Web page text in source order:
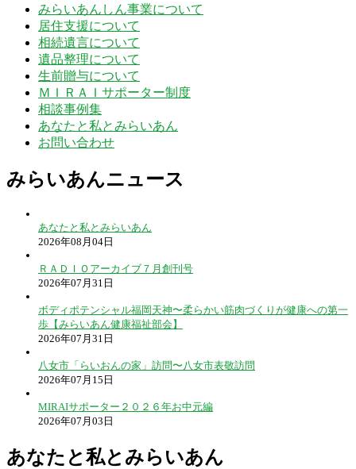
みらいあんしん事業について
居住支援について
相続遺言について
遺品整理について
生前贈与について
ＭＩＲＡＩサポーター制度
相談事例集
あなたと私とみらいあん
お問い合わせ
みらいあんニュース
あなたと私とみらいあん
2026年08月04日
ＲＡＤＩＯアーカイブ７月創刊号
2026年07月31日
ボディポテンシャル福岡天神〜柔らかい筋肉づくりが健康への第一
歩【みらいあん健康福祉部会】
2026年07月31日
八女市「らいおんの家」訪問〜八女市表敬訪問
2026年07月15日
MIRAIサポーター２０２６年お中元編
2026年07月03日
あなたと私とみらいあん